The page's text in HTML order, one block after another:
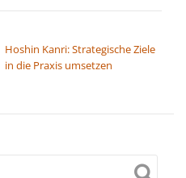
Hoshin Kanri: Strategische Ziele
in die Praxis umsetzen